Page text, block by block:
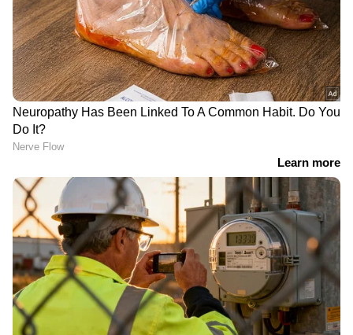
ഏഷ്യാനെറ്റ് ന്യൂസ് ലൈവ് കാണാന്‍ ഇവിടെ
ക്ലിക് ചെയ്യുക